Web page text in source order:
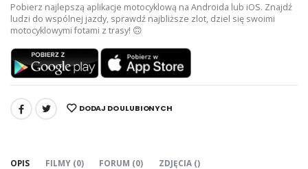
Pobierz najlepszą aplikacje motocyklową na Androida lub iOS. Znajdź
ludzi do wspólnej jazdy, sprawdź najbliższe zlot, dziel się swoimi
motocyklowymi fotami z trasy! 🙃
UDOSTĘPNIJ: DODAJ DO ULUBIONYCH
OPIS FILMY (0) FORUM (0) ZDJĘCIA ()